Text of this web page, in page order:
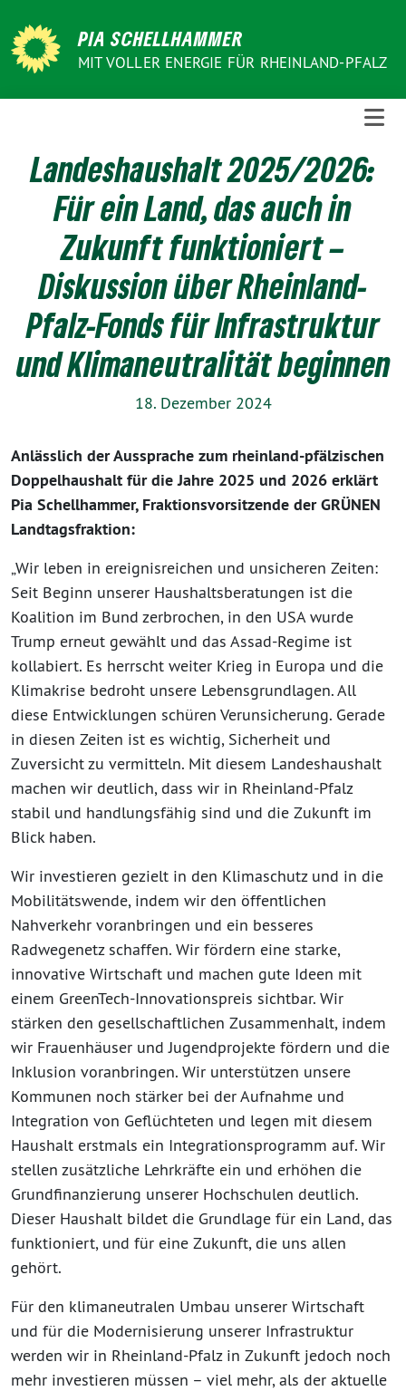
zum
Inhalt
PIA SCHELLHAMMER
MIT VOLLER ENERGIE FÜR RHEINLAND-PFALZ
Landeshaushalt 2025/2026:
Für ein Land, das auch in
Zukunft funktioniert –
Diskussion über Rheinland-
Pfalz-Fonds für Infrastruktur
und Klimaneutralität beginnen
18. Dezember 2024
Anlässlich der Aussprache zum rheinland-pfälzischen
Doppelhaushalt für die Jahre 2025 und 2026 erklärt
Pia Schellhammer, Fraktionsvorsitzende der GRÜNEN
Landtagsfraktion:
„Wir leben in ereignisreichen und unsicheren Zeiten:
Seit Beginn unserer Haushaltsberatungen ist die
Koalition im Bund zerbrochen, in den USA wurde
Trump erneut gewählt und das Assad-Regime ist
kollabiert. Es herrscht weiter Krieg in Europa und die
Klimakrise bedroht unsere Lebensgrundlagen. All
diese Entwicklungen schüren Verunsicherung. Gerade
in diesen Zeiten ist es wichtig, Sicherheit und
Zuversicht zu vermitteln. Mit diesem Landeshaushalt
machen wir deutlich, dass wir in Rheinland-Pfalz
stabil und handlungsfähig sind und die Zukunft im
Blick haben.
Wir investieren gezielt in den Klimaschutz und in die
Mobilitätswende, indem wir den öffentlichen
Nahverkehr voranbringen und ein besseres
Radwegenetz schaffen. Wir fördern eine starke,
innovative Wirtschaft und machen gute Ideen mit
einem GreenTech-Innovationspreis sichtbar. Wir
stärken den gesellschaftlichen Zusammenhalt, indem
wir Frauenhäuser und Jugendprojekte fördern und die
Inklusion voranbringen. Wir unterstützen unsere
Kommunen noch stärker bei der Aufnahme und
Integration von Geflüchteten und legen mit diesem
Haushalt erstmals ein Integrationsprogramm auf. Wir
stellen zusätzliche Lehrkräfte ein und erhöhen die
Grundfinanzierung unserer Hochschulen deutlich.
Dieser Haushalt bildet die Grundlage für ein Land, das
funktioniert, und für eine Zukunft, die uns allen
gehört.
Für den klimaneutralen Umbau unserer Wirtschaft
und für die Modernisierung unserer Infrastruktur
werden wir in Rheinland-Pfalz in Zukunft jedoch noch
mehr investieren müssen – viel mehr, als der aktuelle